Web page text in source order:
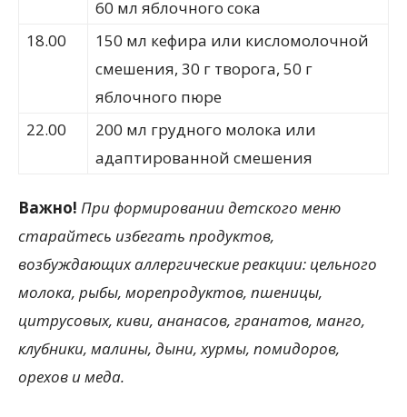
60 мл яблочного сока
18.00
150 мл кефира или кисломолочной
смешения, 30 г творога, 50 г
яблочного пюре
22.00
200 мл грудного молока или
адаптированной смешения
Важно! При формировании детского меню
старайтесь избегать продуктов,
возбуждающих аллергические реакции: цельного
молока, рыбы, морепродуктов, пшеницы,
цитрусовых, киви, ананасов, гранатов, манго,
клубники, малины, дыни, хурмы, помидоров,
орехов и меда.